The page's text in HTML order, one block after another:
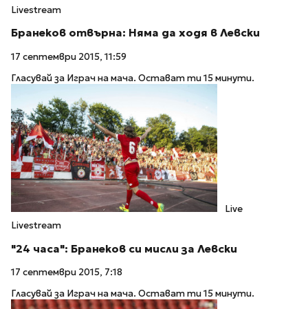
Livestream
Бранеков отвърна: Няма да ходя в Левски
17 септември 2015, 11:59
Гласувай за Играч на мача. Остават ти 15 минути.
Live
Livestream
"24 часа": Бранеков си мисли за Левски
17 септември 2015, 7:18
Гласувай за Играч на мача. Остават ти 15 минути.